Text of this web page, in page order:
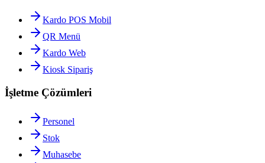
Kardo POS Mobil
QR Menü
Kardo Web
Kiosk Sipariş
İşletme Çözümleri
Personel
Stok
Muhasebe